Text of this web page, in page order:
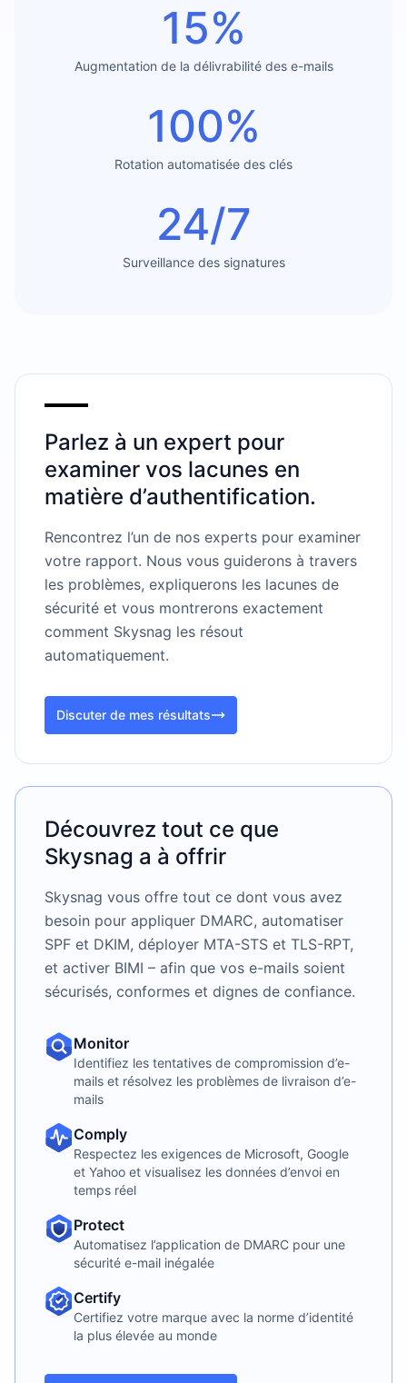
15%
Augmentation de la délivrabilité des e-mails
100%
Rotation automatisée des clés
24/7
Surveillance des signatures
Parlez à un expert pour
examiner vos lacunes en
matière d’authentification.
Rencontrez l’un de nos experts pour examiner
votre rapport. Nous vous guiderons à travers
les problèmes, expliquerons les lacunes de
sécurité et vous montrerons exactement
comment Skysnag les résout
automatiquement.
Discuter de mes résultats
Découvrez tout ce que
Skysnag a à offrir
Skysnag vous offre tout ce dont vous avez
besoin pour appliquer DMARC, automatiser
SPF et DKIM, déployer MTA-STS et TLS-RPT,
et activer BIMI – afin que vos e-mails soient
sécurisés, conformes et dignes de confiance.
Monitor
Identifiez les tentatives de compromission d’e-
mails et résolvez les problèmes de livraison d’e-
mails
Comply
Respectez les exigences de Microsoft, Google
et Yahoo et visualisez les données d’envoi en
temps réel
Protect
Automatisez l’application de DMARC pour une
sécurité e-mail inégalée
Certify
Certifiez votre marque avec la norme d’identité
la plus élevée au monde